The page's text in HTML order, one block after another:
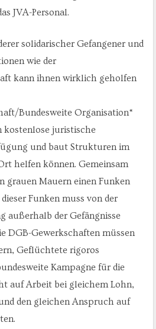
JVA-Personal.
solidarischer Gefangener und
wie der
kann ihnen wirklich geholfen
Bundesweite Organisation“
juristische
und baut Strukturen im
helfen können. Gemeinsam
grauen Mauern einen Funken
Funken muss von der
außerhalb der Gefängnisse
DGB-Gewerkschaften müssen
Geflüchtete rigoros
Kampagne für die
auf Arbeit bei gleichem Lohn,
den gleichen Anspruch auf